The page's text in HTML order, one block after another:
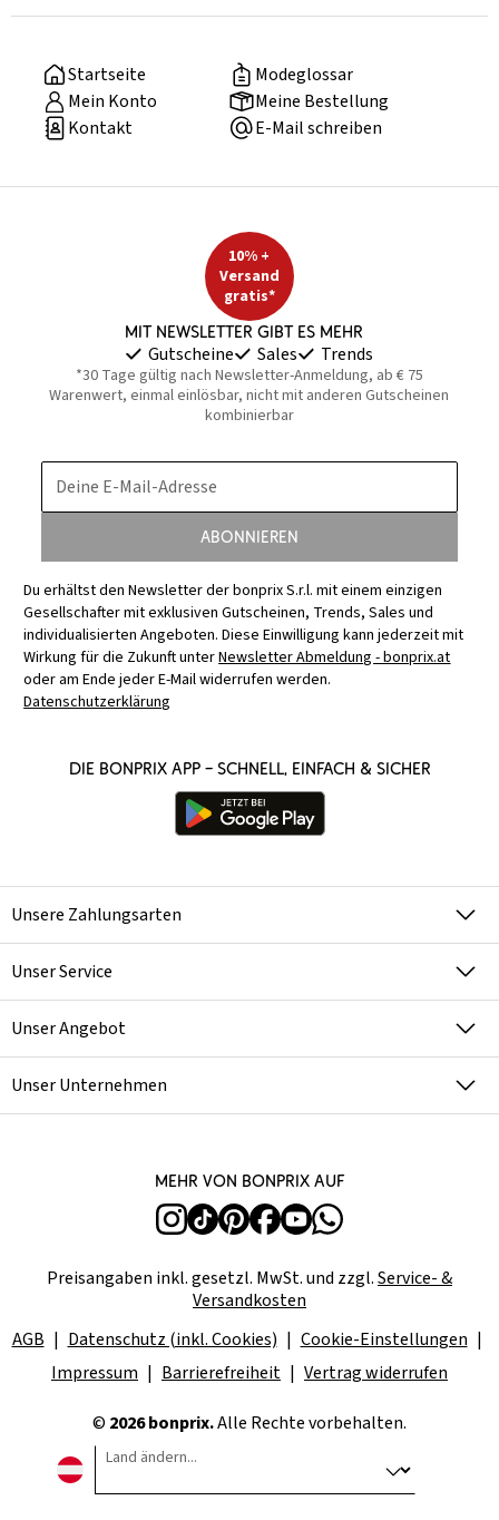
Startseite
Modeglossar
Mein Konto
Meine Bestellung
Kontakt
E-Mail schreiben
10% +
Versand
gratis*
Mit Newsletter gibt es mehr
Gutscheine Sales Trends
*30 Tage gültig nach Newsletter-Anmeldung, ab € 75
Warenwert, einmal einlösbar, nicht mit anderen Gutscheinen
kombinierbar
Deine E-Mail-Adresse
Abonnieren
Du erhältst den Newsletter der bonprix S.r.l. mit einem einzigen
Gesellschafter mit exklusiven Gutscheinen, Trends, Sales und
individualisierten Angeboten. Diese Einwilligung kann jederzeit mit
Wirkung für die Zukunft unterNewsletter Abmeldung - bonprix.at
oder am Ende jeder E-Mail widerrufen werden.
Datenschutzerklärung
Die bonprix App – schnell, einfach & sicher
Unsere Zahlungsarten
Unser Service
Unser Angebot
Unser Unternehmen
Mehr von bonprix auf
Preisangaben inkl. gesetzl. MwSt. und zzgl.Service- &
Versandkosten
AGB
Datenschutz (inkl. Cookies)
Cookie-Einstellungen
Impressum
Barrierefreiheit Vertrag widerrufen
© 2026 bonprix.Alle Rechte vorbehalten.
Land ändern...